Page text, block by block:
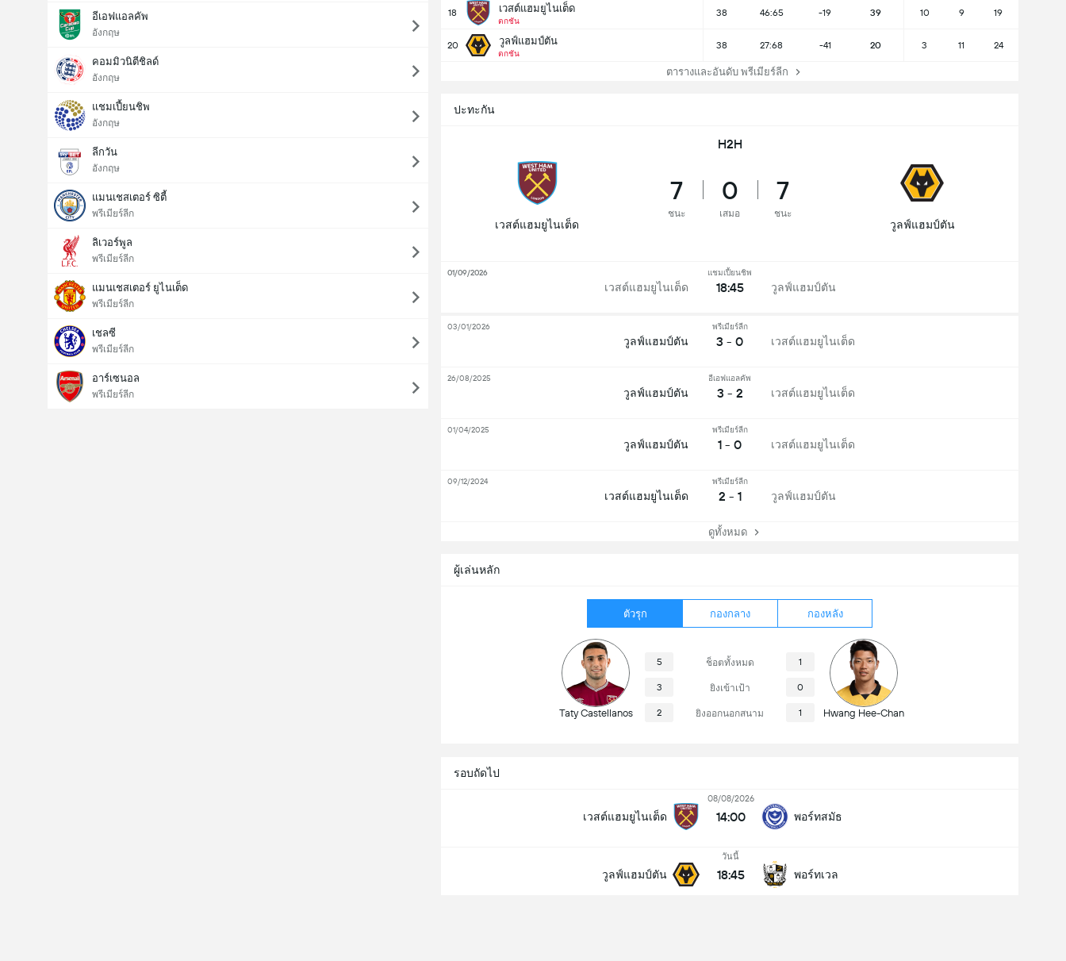
อีเอฟแอลคัพ
อังกฤษ
คอมมิวนิตีชิลด์
อังกฤษ
แชมเปี้ยนชิพ
อังกฤษ
ลีกวัน
อังกฤษ
แมนเชสเตอร์ ซิตี้
พรีเมียร์ลีก
ลิเวอร์พูล
พรีเมียร์ลีก
แมนเชสเตอร์ ยูไนเต็ด
พรีเมียร์ลีก
เชลซี
พรีเมียร์ลีก
อาร์เซนอล
พรีเมียร์ลีก
รอบถัดไป
เวสต์แฮมยูไนเต็ด
08/08/2026
14:00 พอร์ทสมัธ
วูลฟ์แฮมป์ตัน
วันนี้
18:45 พอร์ทเวล
ผู้เล่นหลัก
ตัวรุก กองกลาง กองหลัง
Taty Castellanos
5 ช็อตทั้งหมด 1
3 ยิงเข้าเป้า 0
2 ยิงออกนอกสนาม 1 Hwang Hee-Chan
18 เวสต์แฮมยูไนเต็ด
ตกชั้น
38 46:65 -19 39 10 9 19
20 วูลฟ์แฮมป์ตัน
ตกชั้น
38 27:68 -41 20 3 11 24
ตารางและอันดับ พรีเมียร์ลีก
ปะทะกัน
H2H
เวสต์แฮมยูไนเต็ด
7
ชนะ
0
เสมอ
7
ชนะ
วูลฟ์แฮมป์ตัน
เวสต์แฮมยูไนเต็ด
แชมเปี้ยนชิพ
18:45 วูลฟ์แฮมป์ตัน
01/09/2026
วูลฟ์แฮมป์ตัน
พรีเมียร์ลีก
3 - 0 เวสต์แฮมยูไนเต็ด
03/01/2026
วูลฟ์แฮมป์ตัน
อีเอฟแอลคัพ
3 - 2 เวสต์แฮมยูไนเต็ด
26/08/2025
วูลฟ์แฮมป์ตัน
พรีเมียร์ลีก
1 - 0 เวสต์แฮมยูไนเต็ด
01/04/2025
เวสต์แฮมยูไนเต็ด
พรีเมียร์ลีก
2 - 1 วูลฟ์แฮมป์ตัน
09/12/2024
ดูทั้งหมด